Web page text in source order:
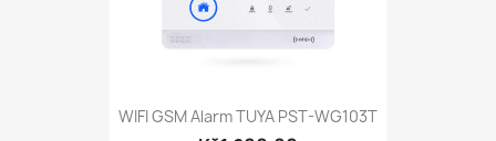
WIFI GSM Alarm TUYA PST-WG103T